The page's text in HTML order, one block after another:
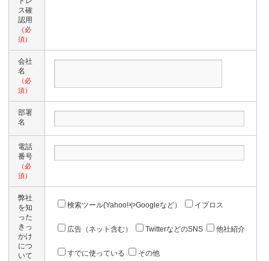
ス確
認用
（必
須）
会社
名
（必
須）
部署
名
電話
番号
（必
須）
弊社
を知
った
きっ
かけ
につ
いて
検索ツール(Yahoo!やGoogleなど） イプロス
広告（ネット含む） TwitterなどのSNS 他社紹介
すでに使っている その他